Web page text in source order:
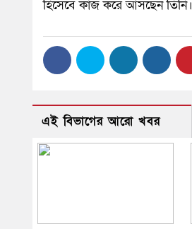
হিসেবে কাজ করে আসছেন তিনি।
এই বিভাগের আরো খবর